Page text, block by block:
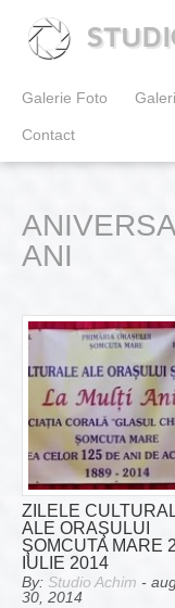
Galerie Foto
Contact
ANI
ZILELE
ALE ORAŞULUI
ŞOMCUTA MARE
IULIE 2014
By: Studio Achim -
30, 2014